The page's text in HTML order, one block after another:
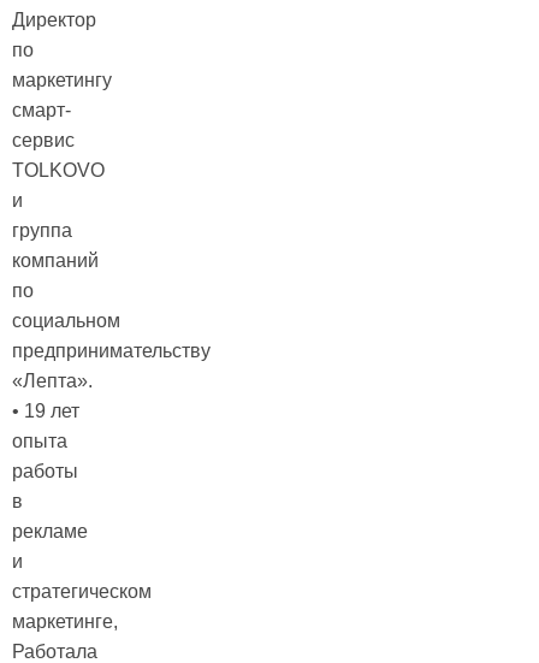
Директор
по
маркетингу
смарт-
сервис
TOLKOVO
и
группа
компаний
по
социальном
предпринимательству
«Лепта».
• 19 лет
опыта
работы
в
рекламе
и
стратегическом
маркетинге,
Работала